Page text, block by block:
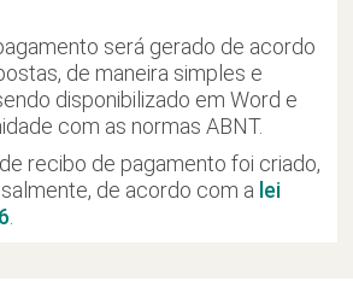
será gerado de acordo
de maneira simples e
disponibilizado em Word e
com as normas ABNT.
recibo de pagamento foi criado,
de acordo com a lei
.